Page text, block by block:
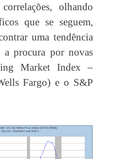
olhando
que se seguem,
uma tendência
a procura por novas
Market Index –
Fargo) e o S&P